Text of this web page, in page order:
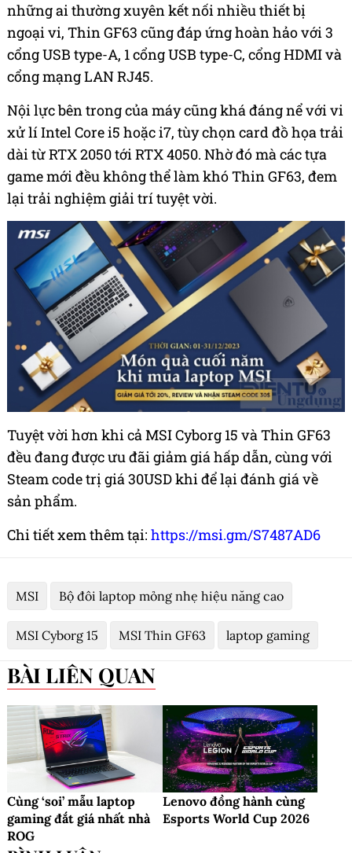
những ai thường xuyên kết nối nhiều thiết bị
ngoại vi, Thin GF63 cũng đáp ứng hoàn hảo với 3
cổng USB type-A, 1 cổng USB type-C, cổng HDMI và
cổng mạng LAN RJ45.
Nội lực bên trong của máy cũng khá đáng nể với vi
xử lí Intel Core i5 hoặc i7, tùy chọn card đồ họa trải
dài từ RTX 2050 tới RTX 4050. Nhờ đó mà các tựa
game mới đều không thể làm khó Thin GF63, đem
lại trải nghiệm giải trí tuyệt vời.
Tuyệt vời hơn khi cả MSI Cyborg 15 và Thin GF63
đều đang được ưu đãi giảm giá hấp dẫn, cùng với
Steam code trị giá 30USD khi để lại đánh giá về
sản phẩm.
Chi tiết xem thêm tại: https://msi.gm/S7487AD6
MSI Bộ đôi laptop mỏng nhẹ hiệu năng cao
MSI Cyborg 15 MSI Thin GF63 laptop gaming
BÀI LIÊN QUAN
Cùng ‘soi’ mẫu laptop
gaming đắt giá nhất nhà
ROG
Lenovo đồng hành cùng
Esports World Cup 2026